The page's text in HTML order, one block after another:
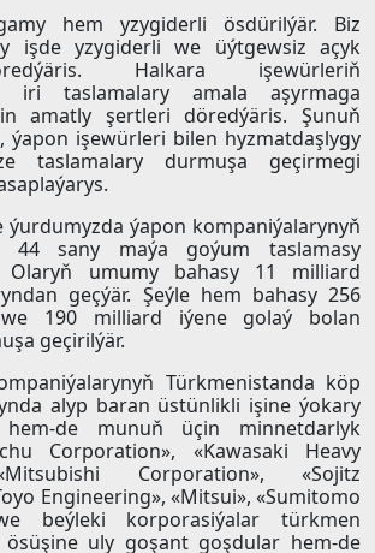
hem yzygiderli ösdürilýär. Biz
işde yzygiderli we üýtgewsiz açyk
Halkara işewürleriň
iri taslamalary amala aşyrmaga
amatly şertleri döredýäris. Şunuň
ýapon işewürleri bilen hyzmatdaşlygy
taslamalary durmuşa geçirmegi
ýurdumyzda ýapon kompaniýalarynyň
44 sany maýa goýum taslamasy
Olaryň umumy bahasy 11 milliard
geçýär. Şeýle hem bahasy 256
190 milliard iýene golaý bolan
geçirilýär.
Türkmenistanda köp
alyp baran üstünlikli işine ýokary
de munuň üçin minnetdarlyk
Corporation», «Kawasaki Heavy
Corporation», «Sojitz
Engineering», «Mitsui», «Sumitomo
beýleki korporasiýalar türkmen
ösüşine uly goşant goşdular hem-de